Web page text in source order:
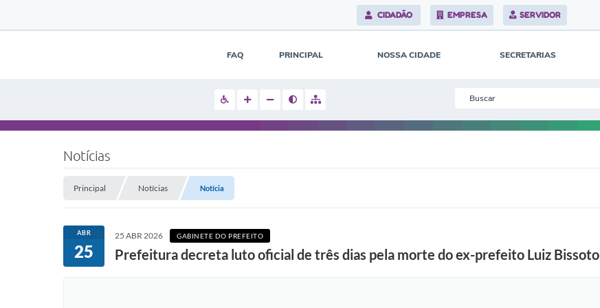
CIDADÃO EMPRESA SERVIDOR
FAQ PRINCIPAL NOSSA CIDADE SECRETARIAS
Notícias
Principal Notícias Notícia
ABR
25
25 ABR 2026 GABINETE DO PREFEITO
Prefeitura decreta luto oficial de três dias pela morte do ex-prefeito Luiz Bissoto
r
u
i
d
e
d
a